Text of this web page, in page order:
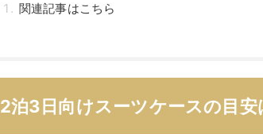
関連記事はこちら
2泊3日向けスーツケースの目安